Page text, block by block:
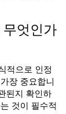
엇인가
적으로 인정
장 중요합니
된지 확인하
것이 필수적